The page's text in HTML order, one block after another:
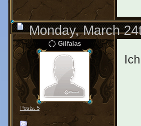
Monday, March
Gilfalas
Posts: 5